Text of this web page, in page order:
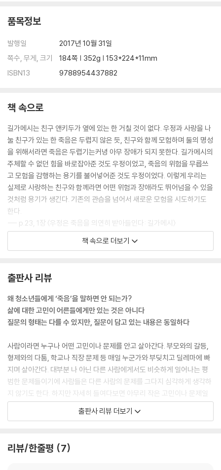
품목정보
발행일
2017년 10월 31일
쪽수, 무게, 크기
184쪽 | 352g | 153*224*11mm
ISBN13
9788954437882
책 속으로
길가메시는 친구 앤키두가 옆에 있는 한 거칠 것이 없다. 우정과 사랑을 나
눌 친구가 있는 한 죽음은 두렵지 않은 듯, 친구와 함께 모험하며 둘의 명성
을 위해서라면 죽음은 두렵기는커녕 아무 장애가 되지 못한다. 길가메시의
주체할 수 없던 힘을 바로잡아준 것도 우정이었고, 죽음의 위험을 무릅쓰
고 모험을 감행하는 용기를 불어넣어준 것도 우정이었다. 이렇게 우리는
실제로 사랑하는 친구와 함께라면 어떤 위험과 장애라도 뛰어넘을 수 있을
것처럼 용기가 생긴다. 기존의 관습을 넘어서 새로운 모험을 시도하기도
한다.
--- p.23, 1장 〈우정은 죽음을 의연히 받아들인다: 길가메시〉
친구가 죽은 후 길가메시는 죽음과 삶을 넘나드는 여행을 통해 죽음에 관
태어났으나, 신들의 정원에서 안락을 누리기보다는 우정을 알았던 인간으
로 남기를 선택한 지극히 인간적인 존재였다. 길가메시의 위대함은 왕으로
서의 권력과 성취에 있는 것이 아니라, 죽음과 영생의 의미를 찾는 모험과
성찰로 깨달음에 도달한 데 있다.
‘죽음은 우리에게 아무것도 아니다’라는 사실을 제대로 이해하게 되면, 죽
을 운명의 삶에 대해서도 담담하게 받아들일 수 있다. 죽음이 아무것도 아
니라면, 이제 초점은 삶으로 이동하게 된다. 불멸에 대한 헛된 갈망 대신에
현실의 삶에 집중하도록 해준다. 죽음을 두려워하기보다는 현재의 삶에 집
중하고 현재의 시간에 감사하며 삶을 누리는 것이 중요해진다. 또한 ‘죽음
은 두려운 일이 아니다’라는 사실을 진정으로 깨달은 사람은 죽음의 두려
책 속으로 더보기
출판사 리뷰
왜 청소년들에게 ‘죽음’을 말하면 안 되는가?
삶에 대한 고민이 어른들에게만 있는 것은 아니다
질문의 형태는 다를 수 있지만, 질문이 담고 있는 내용은 동일하다
사람이라면 누구나 어떤 고민이나 문제를 안고 살아간다. 부모와의 갈등,
형제와의 다툼, 학교나 직장 문제 등 매일 누군가와 부딪치고 딜레마에 빠
지며 살아간다. 대부분 나 아닌 다른 사람에게서도 비슷하게 일어나는 평
범한 문제들이기에 사람들은 다른 사람의 문제를 그다지 심각하게 생각하
지 않기도 한다. 하지만 자세히 들여다보면 아무리 작은 고민이나 문제일
지라도 누군가는 어떤 문제 때문에 극심한 고통을 겪으며 살아간다는 것을
우리는 알 수 있다. 문제를 해결하기 위해 누군가에게 털어놓기도 하고, 골
잡혀 일상을 제대로 살지 못하기도 한다. 때로는 자살 같은 극단적인 방법
출판사 리뷰 더보기
리뷰/한줄평 7